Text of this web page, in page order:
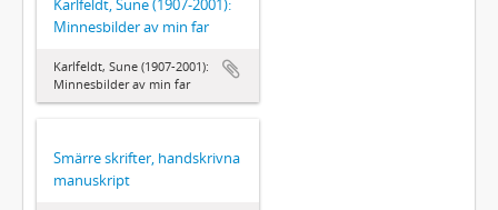
Karlfeldt, Sune (1907-2001):
Minnesbilder av min far
Karlfeldt, Sune (1907-2001):
Minnesbilder av min far
Smärre skrifter, handskrivna
manuskript